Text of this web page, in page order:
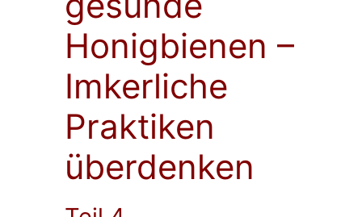
Honigbienen –
Imkerliche
Praktiken
überdenken